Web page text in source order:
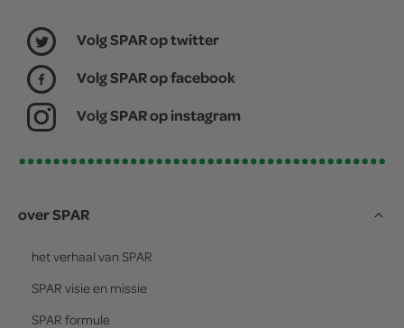
Volg SPAR op twitter
Volg SPAR op facebook
Volg SPAR op instagram
over SPAR
het verhaal van SPAR
SPAR visie en missie
SPAR formule